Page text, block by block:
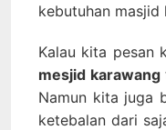
kebutuhan
Kalau kita pesan
mesjid karawang
Namun kita juga
ketebalan dari